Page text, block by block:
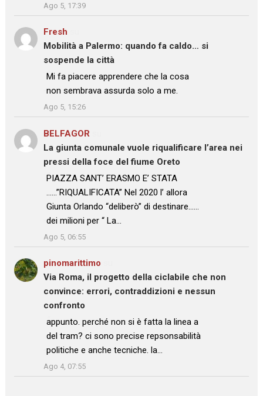
Ago 5, 17:39
Fresh
Mobilità a Palermo: quando fa caldo… si
sospende la città
: “
Mi fa piacere apprendere che la cosa
non sembrava assurda solo a me.
”
Ago 5, 15:26
BELFAGOR
La giunta comunale vuole riqualificare l’area nei
pressi della foce del fiume Oreto
: “
PIAZZA SANT’ ERASMO E’ STATA
……”RIQUALIFICATA” Nel 2020 l’ allora
Giunta Orlando “deliberò” di destinare……
dei milioni per “ La…
”
Ago 5, 06:55
pinomarittimo
Via Roma, il progetto della ciclabile che non
convince: errori, contraddizioni e nessun
confronto
: “
appunto. perché non si è fatta la linea a
del tram? ci sono precise repsonsabilità
politiche e anche tecniche. la…
”
Ago 4, 07:55